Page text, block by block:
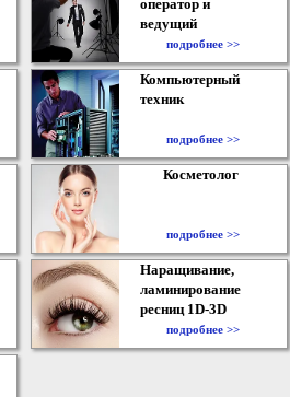
оператор и
ведущий
подробнее >>
Компьютерный
техник
подробнее >>
Косметолог
подробнее >>
Наращивание,
ламинирование
ресниц 1D-3D
подробнее >>